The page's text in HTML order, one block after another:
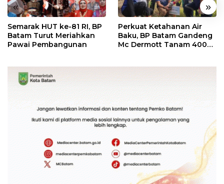
« »
Semarak HUT ke-81 RI, BP
Batam Turut Meriahkan
Pawai Pembangunan
Perkuat Ketahanan Air
Baku, BP Batam Gandeng
Mc Dermott Tanam 400